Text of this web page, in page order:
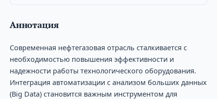
Аннотация
Современная нефтегазовая отрасль сталкивается с
необходимостью повышения эффективности и
надежности работы технологического оборудования.
Интеграция автоматизации с анализом больших данных
(Big Data) становится важным инструментом для